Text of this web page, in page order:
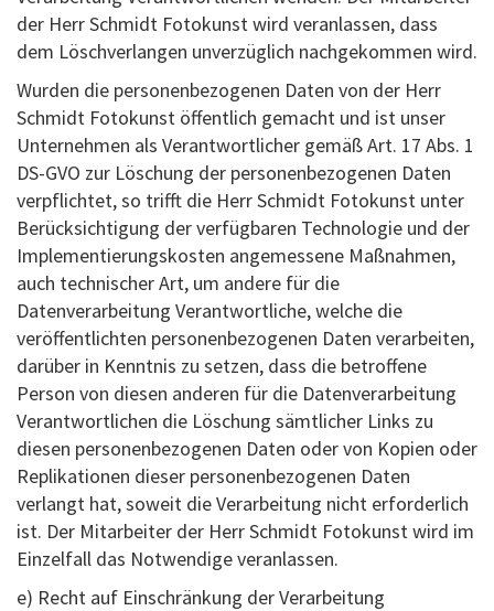
der Herr Schmidt Fotokunst wird veranlassen, dass
dem Löschverlangen unverzüglich nachgekommen wird.
Wurden die personenbezogenen Daten von der Herr
Schmidt Fotokunst öffentlich gemacht und ist unser
Unternehmen als Verantwortlicher gemäß Art. 17 Abs. 1
DS-GVO zur Löschung der personenbezogenen Daten
verpflichtet, so trifft die Herr Schmidt Fotokunst unter
Berücksichtigung der verfügbaren Technologie und der
Implementierungskosten angemessene Maßnahmen,
auch technischer Art, um andere für die
Datenverarbeitung Verantwortliche, welche die
veröffentlichten personenbezogenen Daten verarbeiten,
darüber in Kenntnis zu setzen, dass die betroffene
Person von diesen anderen für die Datenverarbeitung
Verantwortlichen die Löschung sämtlicher Links zu
diesen personenbezogenen Daten oder von Kopien oder
Replikationen dieser personenbezogenen Daten
verlangt hat, soweit die Verarbeitung nicht erforderlich
ist. Der Mitarbeiter der Herr Schmidt Fotokunst wird im
Einzelfall das Notwendige veranlassen.
e) Recht auf Einschränkung der Verarbeitung